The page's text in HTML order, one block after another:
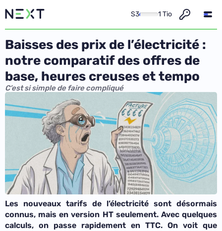
S3 1 Tio
Baisses des prix de l’électricité :
notre comparatif des offres de
base, heures creuses et tempo
C’est si simple de faire compliqué
Les nouveaux tarifs de l’électricité sont désormais
connus, mais en version HT seulement. Avec quelques
calculs, on passe rapidement en TTC. On voit que